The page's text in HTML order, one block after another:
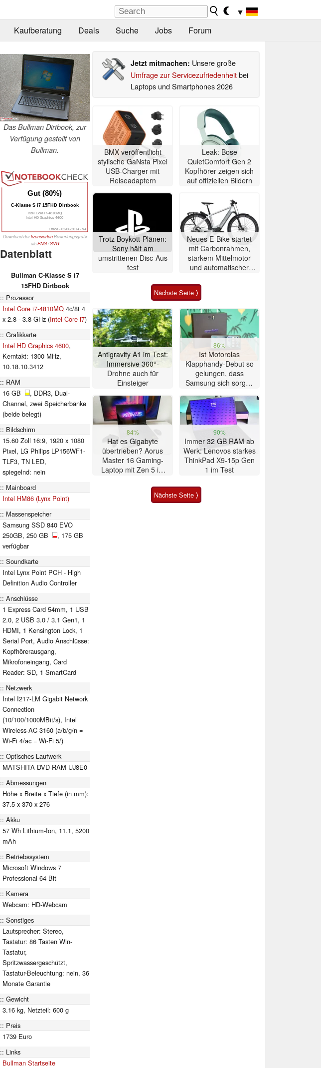
▼
Kaufberatung Deals Suche Jobs Forum
Das Bullman Dirtbook, zur
Verfügung gestellt von
Bullman.
Gut (80%)
C-Klasse S i7 15FHD Dirtbook
Intel Core i7-4810MQ
Intel HD Graphics 4600
Office - 02/06/2014 - v4
Download derlizensiertenBewertungsgrafik
alsPNG/SVG
Datenblatt
Bullman C-Klasse S i7
15FHD Dirtbook
Prozessor
Intel Core i7-4810MQ 4c/8t 4
x 2.8 - 3.8 GHz (Intel Core i7)
Grafikkarte
Intel HD Graphics 4600,
Kerntakt: 1300 MHz,
10.18.10.3412
RAM
16 GB
, DDR3, Dual-
Channel, zwei Speicherbänke
(beide belegt)
Bildschirm
15.60 Zoll 16:9, 1920 x 1080
Pixel, LG Philips LP156WF1-
TLF3, TN LED,
spiegelnd: nein
Mainboard
Intel HM86 (Lynx Point)
Massenspeicher
Samsung SSD 840 EVO
250GB, 250 GB
, 175 GB
verfügbar
Soundkarte
Intel Lynx Point PCH - High
Definition Audio Controller
Anschlüsse
1 Express Card 54mm, 1 USB
2.0, 2 USB 3.0 / 3.1 Gen1, 1
HDMI, 1 Kensington Lock, 1
Serial Port, Audio Anschlüsse:
Kopfhörerausgang,
Mikrofoneingang, Card
Reader: SD, 1 SmartCard
Netzwerk
Intel I217-LM Gigabit Network
Connection
(10/100/1000MBit/s), Intel
Wireless-AC 3160 (a/b/g/n =
Wi-Fi 4/ac = Wi-Fi 5/)
Optisches Laufwerk
MATSHITA DVD-RAM UJ8E0
Abmessungen
Höhe x Breite x Tiefe (in mm):
37.5 x 370 x 276
Akku
57 Wh Lithium-Ion, 11.1, 5200
mAh
Betriebssystem
Microsoft Windows 7
Professional 64 Bit
Kamera
Webcam: HD-Webcam
Sonstiges
Lautsprecher: Stereo,
Tastatur: 86 Tasten Win-
Tastatur,
Spritzwassergeschützt,
Tastatur-Beleuchtung: nein, 36
Monate Garantie
Gewicht
3.16 kg, Netzteil: 600 g
Preis
1739 Euro
Links
Bullman Startseite
Jetzt mitmachen: Unsere große
Umfrage zur Servicezufriedenheitbei
Laptops und Smartphones 2026
BMX veröffentlicht
stylische GaNsta Pixel
USB-Charger mit
Reiseadaptern
Leak: Bose
QuietComfort Gen 2
Kopfhörer zeigen sich
auf offiziellen Bildern
Trotz Boykott-Plänen:
Sony hält am
umstrittenen Disc-Aus
fest
Neues E-Bike startet
mit Carbonrahmen,
starkem Mittelmotor
und automatischer
Nächste Seite ⟩
Antigravity A1 im Test:
Immersive 360°-
Drohne auch für
Einsteiger
86%
Ist Motorolas
Klapphandy-Debut so
gelungen, dass
Samsung sich sorgen
Smartphone im Test
84%
Hat es Gigabyte
übertrieben? Aorus
Master 16 Gaming-
Laptop mit Zen 5 im
90%
Immer 32 GB RAM ab
Werk: Lenovos starkes
ThinkPad X9-15p Gen
1 im Test
Nächste Seite ⟩